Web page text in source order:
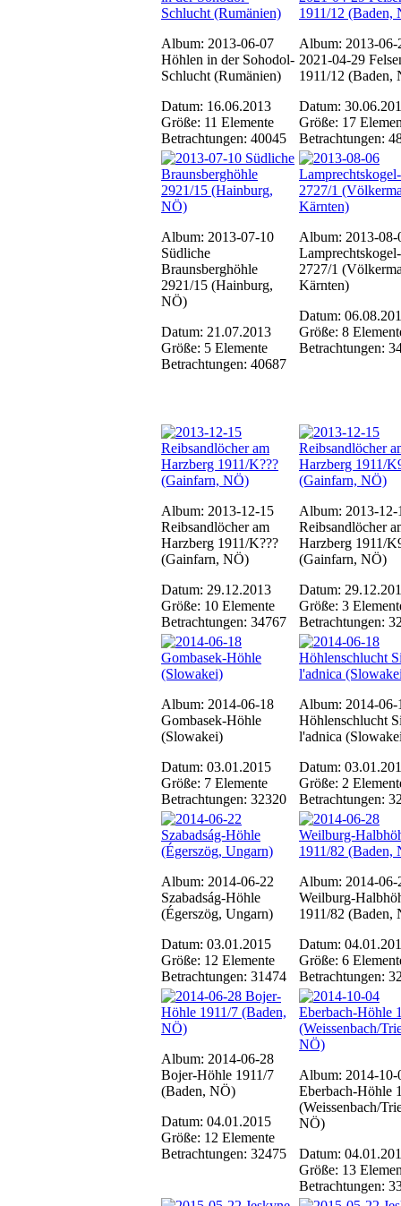
Album: 2013-06-07
Höhlen in der Sohodol-
Schlucht (Rumänien)
Datum: 16.06.2013
Größe: 11 Elemente
Betrachtungen: 40045
Album: 2013-06-
2021-04-29
1911/12 (Baden,
Datum:
Größe: 17
Betrachtungen:
Album: 2013-07-10
Südliche
Braunsberghöhle
2921/15 (Hainburg,
NÖ)
Datum: 21.07.2013
Größe: 5 Elemente
Betrachtungen: 40687
Album: 2013-08-
2727/1
Kärnten)
Datum:
Größe: 8
Betrachtungen:
Album: 2013-12-15
Reibsandlöcher am
Harzberg 1911/K???
(Gainfarn, NÖ)
Datum: 29.12.2013
Größe: 10 Elemente
Betrachtungen: 34767
Album: 2013-12-
Reibsandlöcher
Harzberg 1911/
(Gainfarn, NÖ)
Datum:
Größe: 3
Betrachtungen:
Album: 2014-06-18
Gombasek-Höhle
(Slowakei)
Datum: 03.01.2015
Größe: 7 Elemente
Betrachtungen: 32320
Album: 2014-06-
Höhlenschlucht
l'adnica
Datum:
Größe: 2
Betrachtungen:
Album: 2014-06-22
Szabadság-Höhle
(Égerszög, Ungarn)
Datum: 03.01.2015
Größe: 12 Elemente
Betrachtungen: 31474
Album: 2014-06-
Weilburg-
1911/82 (Baden,
Datum:
Größe: 6
Betrachtungen:
Album: 2014-06-28
Bojer-Höhle 1911/7
(Baden, NÖ)
Datum: 04.01.2015
Größe: 12 Elemente
Betrachtungen: 32475
Album: 2014-10-
Eberbach-Höhle
(Weissenbach/
NÖ)
Datum:
Größe: 13
Betrachtungen: